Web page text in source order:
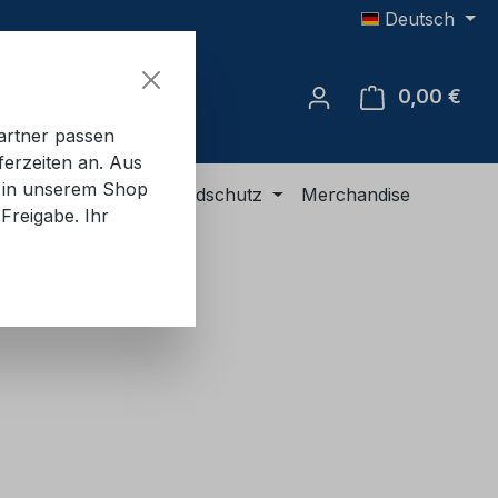
Deutsch
0,00 €
Ausrüstung Brandschutz
Merchandise
passen
an. Aus
unserem Shop
Ihr